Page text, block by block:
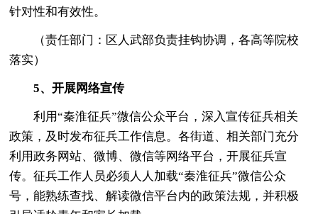
针对性和有效性。
（责任部门：区人武部负责挂钩协调，各高等院校
落实）
5、开展网络宣传
利用“秦淮征兵”微信公众平台，深入宣传征兵相关
政策，及时发布征兵工作信息。各街道、相关部门充分
利用政务网站、微博、微信等网络平台，开展征兵宣
传。征兵工作人员必须人人加载“秦淮征兵”微信公众
号，能熟练查找、解读微信平台内的政策法规，并积极